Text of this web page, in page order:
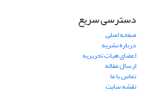
دسترسی سریع
صفحه اصلی
درباره نشریه
اعضای هیات تحریریه
ارسال مقاله
تماس با ما
نقشه سایت